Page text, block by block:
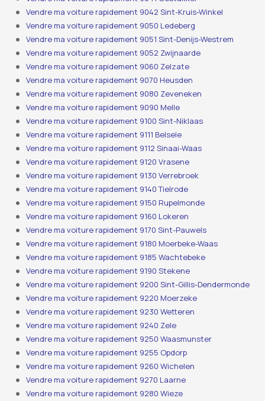
Vendre ma voiture rapidement 9042 Sint-Kruis-Winkel
Vendre ma voiture rapidement 9050 Ledeberg
Vendre ma voiture rapidement 9051 Sint-Denijs-Westrem
Vendre ma voiture rapidement 9052 Zwijnaarde
Vendre ma voiture rapidement 9060 Zelzate
Vendre ma voiture rapidement 9070 Heusden
Vendre ma voiture rapidement 9080 Zeveneken
Vendre ma voiture rapidement 9090 Melle
Vendre ma voiture rapidement 9100 Sint-Niklaas
Vendre ma voiture rapidement 9111 Belsele
Vendre ma voiture rapidement 9112 Sinaai-Waas
Vendre ma voiture rapidement 9120 Vrasene
Vendre ma voiture rapidement 9130 Verrebroek
Vendre ma voiture rapidement 9140 Tielrode
Vendre ma voiture rapidement 9150 Rupelmonde
Vendre ma voiture rapidement 9160 Lokeren
Vendre ma voiture rapidement 9170 Sint-Pauwels
Vendre ma voiture rapidement 9180 Moerbeke-Waas
Vendre ma voiture rapidement 9185 Wachtebeke
Vendre ma voiture rapidement 9190 Stekene
Vendre ma voiture rapidement 9200 Sint-Gillis-Dendermonde
Vendre ma voiture rapidement 9220 Moerzeke
Vendre ma voiture rapidement 9230 Wetteren
Vendre ma voiture rapidement 9240 Zele
Vendre ma voiture rapidement 9250 Waasmunster
Vendre ma voiture rapidement 9255 Opdorp
Vendre ma voiture rapidement 9260 Wichelen
Vendre ma voiture rapidement 9270 Laarne
Vendre ma voiture rapidement 9280 Wieze